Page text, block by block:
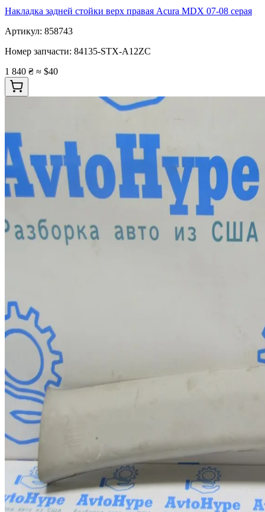
Накладка задней стойки верх правая Acura MDX 07-08 серая
Артикул: 858743
Номер запчасти: 84135-STX-A12ZC
1 840 ₴ ≈ $40